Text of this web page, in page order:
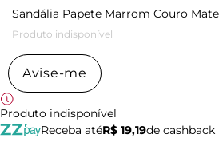
Sandália Papete Marrom Couro
Produto indisponível
Avise-me
Produto indisponível
Receba atéR$ 19,19de cashback